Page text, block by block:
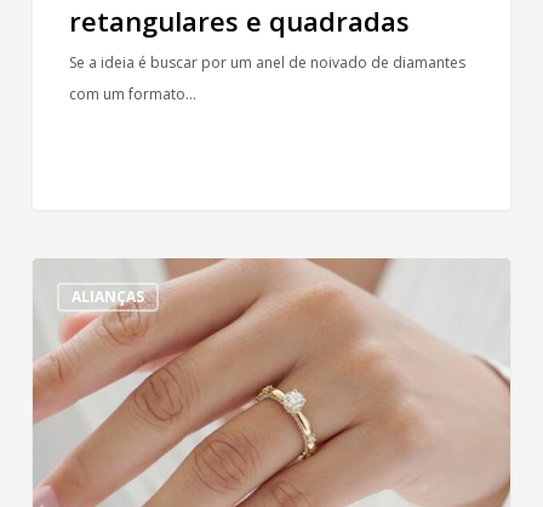
retangulares e quadradas
Se a ideia é buscar por um anel de noivado de diamantes
com um formato…
ALIANÇAS
paradas:
saiba
como
transformá-
las
novas